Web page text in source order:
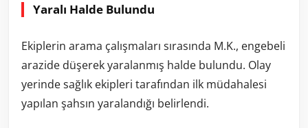
Yaralı Halde Bulundu
Ekiplerin arama çalışmaları sırasında M.K., engebeli
arazide düşerek yaralanmış halde bulundu. Olay
yerinde sağlık ekipleri tarafından ilk müdahalesi
yapılan şahsın yaralandığı belirlendi.